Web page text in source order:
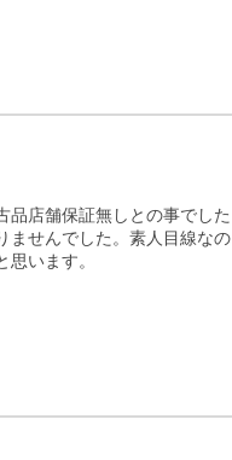
品店舗保証無しとの事でした
ませんでした。素人目線なの
います。